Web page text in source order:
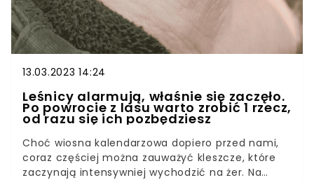
13.03.2023 14:24
Leśnicy alarmują, właśnie się zaczęło.
Po powrocie z lasu warto zrobić 1 rzecz,
od razu się ich pozbędziesz
Choć wiosna kalendarzowa dopiero przed nami,
coraz częściej można zauważyć kleszcze, które
zaczynają intensywniej wychodzić na żer. Na